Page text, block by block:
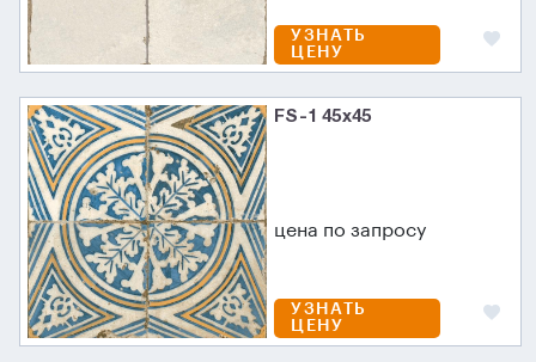
УЗНАТЬ
ЦЕНУ
FS-1 45х45
цена по запросу
УЗНАТЬ
ЦЕНУ